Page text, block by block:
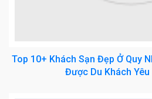
Top 10+ Khách Sạn Đẹp Ở Quy
Được Du Khách